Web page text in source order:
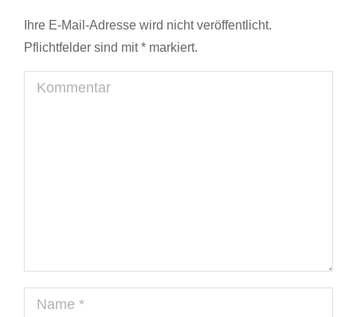
Ihre E-Mail-Adresse wird nicht veröffentlicht.
Pflichtfelder sind mit* markiert.
Kommentar
Name *